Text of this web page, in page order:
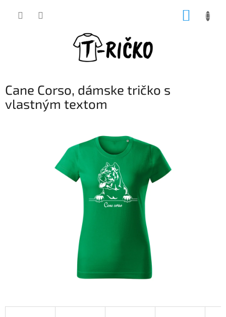
Cane Corso, dámske tričko s
vlastným textom